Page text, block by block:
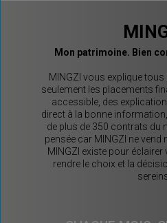
Mon patrimoine. Bien
MINGZI vous explique
seulement les placements
accessible, des
direct à la bonne
de plus de 350 contrats du
pensée car MINGZI ne
MINGZI existe pour
rendre le choix et la